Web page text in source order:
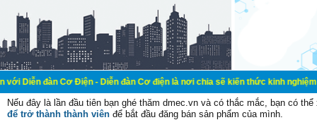
Cơ Điện - Diễn đàn Cơ điện là nơi chia sẽ kiến thức kinh nghiệm trong
Nếu đây là lần đầu tiên bạn ghé thăm dmec.vn và có thắc mắc, bạn có
để trở thành thành viên để bắt đầu đăng bán sản phẩm của mình.